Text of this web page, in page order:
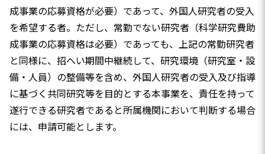
成事業の応募資格が必要）であって、外国人研究者の受入
を希望する者。ただし、常勤でない研究者（科学研究費助
成事業の応募資格は必要）であっても、上記の常勤研究者
と同様に、招へい期間中継続して、研究環境（研究室・設
備・人員）の整備等を含め、外国人研究者の受入及び指導
に基づく共同研究等を目的とする本事業を、責任を持って
遂行できる研究者であると所属機関において判断する場合
には、申請可能とします。